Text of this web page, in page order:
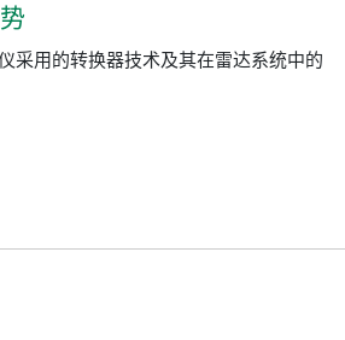
采用的转换器技术及其在雷达系统中的